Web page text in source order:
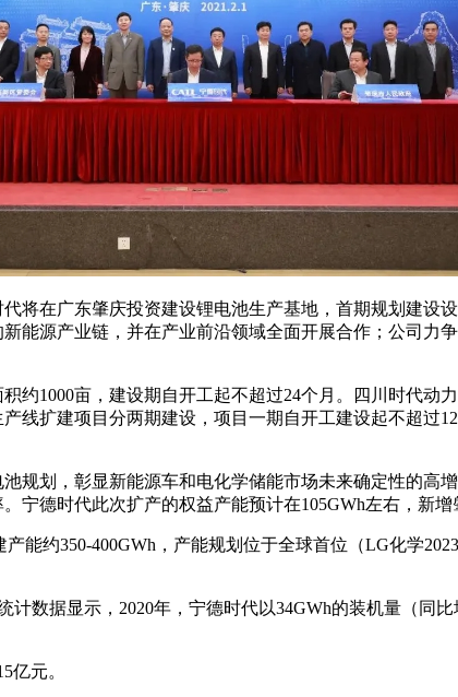
将在广东肇庆投资建设锂电池生产基地，首期规划建设
能源产业链，并在产业前沿领域全面开展合作；公司力
约1000亩，建设期自开工起不超过24个月。四川时代动
线扩建项目分两期建设，项目一期自开工建设起不超过
规划，彰显新能源车和电化学储能市场未来确定性的高
德时代此次扩产的权益产能预计在105GWh左右，新增
能约350-400GWh，产能规划位于全球首位（LG化学
计数据显示，2020年，宁德时代以34GWh的装机量（同
亿元。